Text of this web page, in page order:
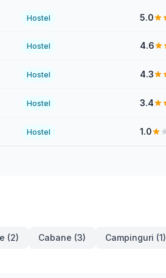
Hostel 5.0
Hostel 4.6
Hostel 4.3
Hostel 3.4
Hostel 1.0
(2) Cabane (3) Campinguri (1)